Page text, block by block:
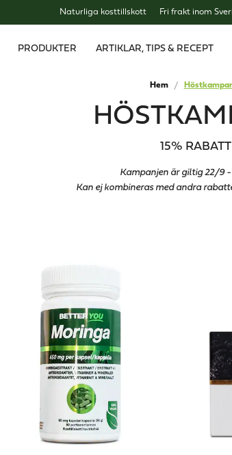
Naturliga kosttillskott Fri frakt inom
PRODUKTER ARTIKLAR, TIPS & RECEPT
Hem
15% RABATT
Kampanjen är giltig 22/9 -
Kan ej kombineras med andra